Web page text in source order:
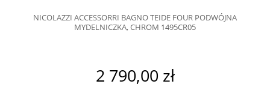
NICOLAZZI ACCESSORRI BAGNO TEIDE FOUR PODWÓJNA
MYDELNICZKA, CHROM 1495CR05
2 790,00 zł